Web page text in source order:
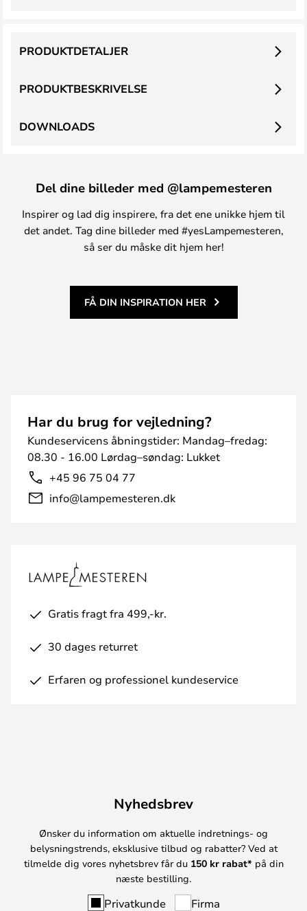
PRODUKTBESKRIVELSE
PRODUKTDETALJER
DOWNLOADS
Del dine billeder med @lampemesteren
Inspirer og lad dig inspirere, fra det ene unikke hjem til
det andet. Tag dine billeder med #yesLampemesteren,
så ser du måske dit hjem her!
FÅ DIN INSPIRATION HER
Har du brug for vejledning?
Kundeservicens åbningstider: Mandag–fredag:
08.30 - 16.00 Lørdag–søndag: Lukket
+45 96 75 04 77
info@lampemesteren.dk
Gratis fragt fra 499,-kr.
30 dages returret
Erfaren og professionel kundeservice
Nyhedsbrev
Ønsker du information om aktuelle indretnings- og
belysningstrends, eksklusive tilbud og rabatter? Ved at
tilmelde dig vores nyhetsbrev får du 150 kr rabat* på din
næste bestilling.
Privatkunde Firma